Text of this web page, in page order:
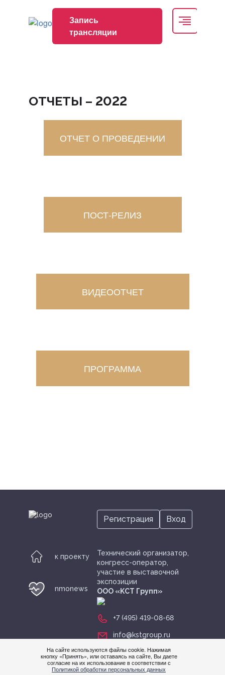
На сайте используются файлы cookie. Нажимая
кнопку «Принять», или оставаясь на сайте, Вы даете
согласие на их использование в соответствии с
Политикой обработки персональных данных
Запись трансляции
info@kstgroup.ru
Запись
трансляции
ОТЧЕТЫ – 2022
ОТЧЕТ О ПРОВЕДЕНИИ
ПОСТ-РЕЛИЗ
ВИДЕООТЧЕТ
ПРОГРАММА
к проекту
nmonews
Технический организатор,
конгресс-оператор,
участие в выставочной
экспозиции
ООО «KСТ Групп»
+7 (495) 419-08-68
info@kstgroup.ru
Регистрация Вход